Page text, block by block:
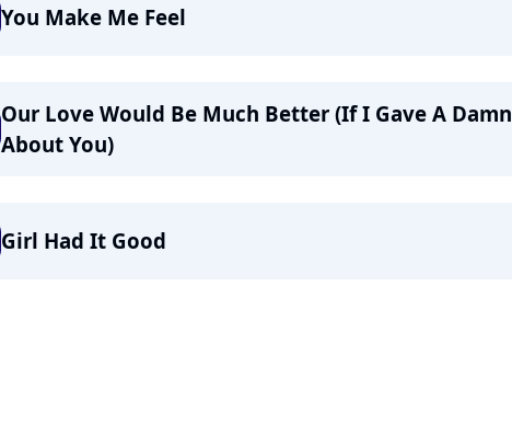
You Make Me Feel
Our Love Would Be Much Better (If I Gave A Damn
About You)
Girl Had It Good